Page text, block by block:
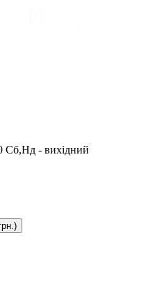
Сб,Нд - вихідний